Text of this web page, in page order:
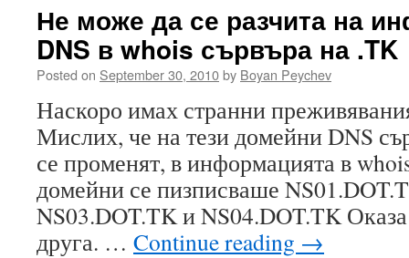
Не може да се разчита на
DNS в whois сървъра на .TK
Posted on September 30, 2010by Boyan Peychev
Наскоро имах странни
Мислих, че на тези домейни DNS
се променят, в информацията в
домейни се пизписваше
NS03.DOT.TK и NS04.DOT.TK Оказа
друга. … Continue reading →